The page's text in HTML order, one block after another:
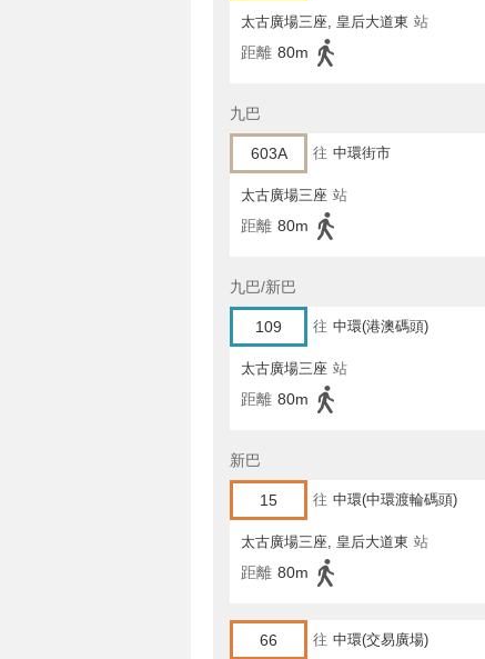
太古廣場三座, 皇后大道東 站
距離 80m
九巴
603A 往 中環街市
太古廣場三座 站
距離 80m
九巴/新巴
109 往 中環(港澳碼頭)
太古廣場三座 站
距離 80m
新巴
15 往 中環(中環渡輪碼頭)
太古廣場三座, 皇后大道東 站
距離 80m
66 往 中環(交易廣場)